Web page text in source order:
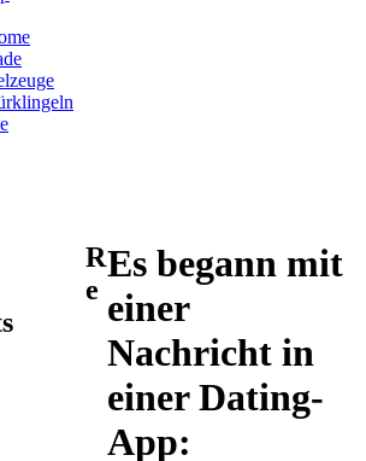
Es begann mit
einer
Nachricht in
einer Dating-
App:
R
e